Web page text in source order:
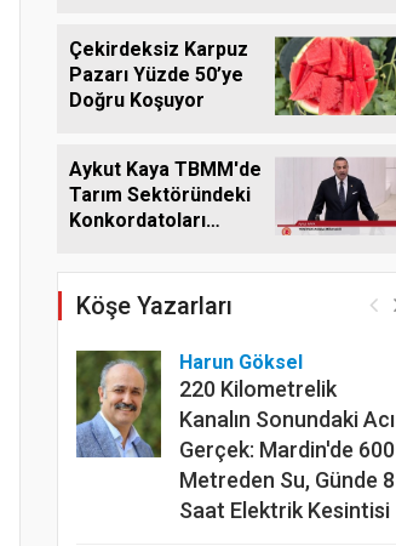
Çekirdeksiz Karpuz
Pazarı Yüzde 50’ye
Doğru Koşuyor
Aykut Kaya TBMM'de
Tarım Sektöründeki
Konkordatoları
Köşe Yazarları
Harun Göksel
220 Kilometrelik
Kanalın Sonundaki Acı
Gerçek: Mardin'de 600
Metreden Su, Günde 8
Saat Elektrik Kesintisi